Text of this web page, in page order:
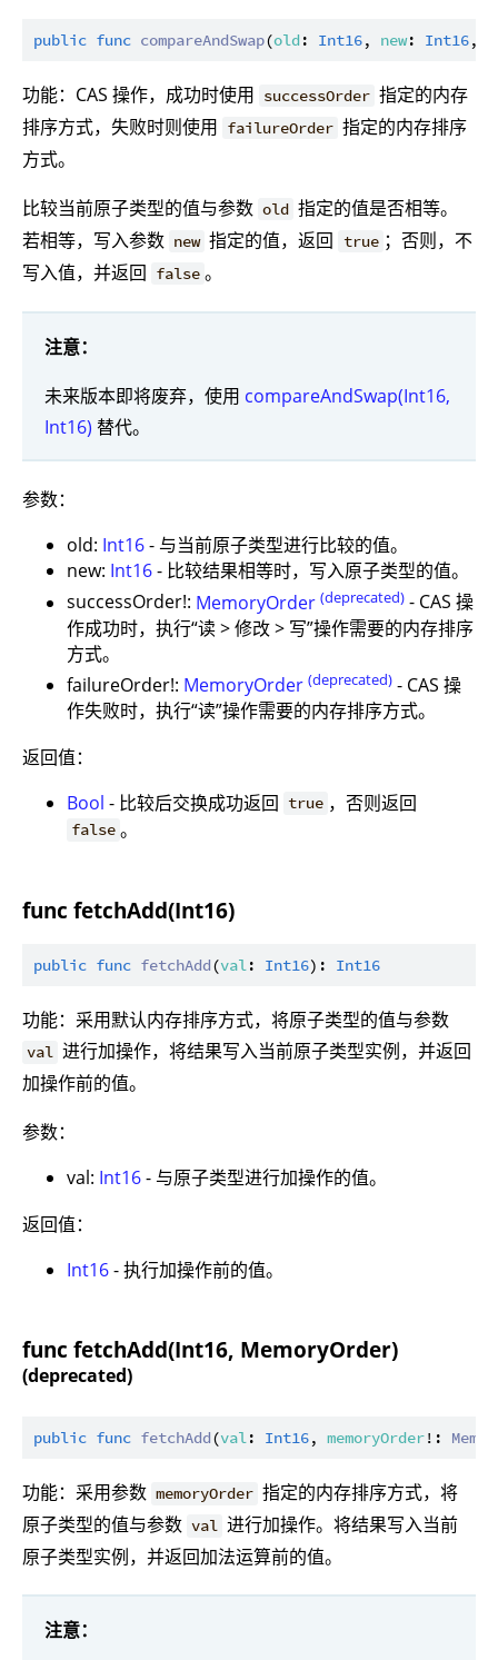
public func compareAndSwap(old: Int16, new: Int16,
功能：CAS 操作，成功时使用 successOrder 指定的内存
排序方式，失败时则使用 failureOrder 指定的内存排序
方式。
比较当前原子类型的值与参数 old 指定的值是否相等。
若相等，写入参数 new 指定的值，返回 true ；否则，不
写入值，并返回 false 。
注意：
未来版本即将废弃，使用 compareAndSwap(Int16,
Int16) 替代。
参数：
old: Int16- 与当前原子类型进行比较的值。
new: Int16- 比较结果相等时，写入原子类型的值。
successOrder!: MemoryOrder (deprecated) - CAS 操
作成功时，执行“读 > 修改 > 写”操作需要的内存排序
方式。
failureOrder!: MemoryOrder (deprecated) - CAS 操
作失败时，执行“读”操作需要的内存排序方式。
返回值：
Bool - 比较后交换成功返回 true ，否则返回
false 。
func fetchAdd(Int16)
public func fetchAdd(val: Int16): Int16
功能：采用默认内存排序方式，将原子类型的值与参数
val 进行加操作，将结果写入当前原子类型实例，并返回
加操作前的值。
参数：
val: Int16- 与原子类型进行加操作的值。
返回值：
Int16- 执行加操作前的值。
func fetchAdd(Int16, MemoryOrder)
(deprecated)
public func fetchAdd(val: Int16, memoryOrder!:
功能：采用参数 memoryOrder 指定的内存排序方式，将
原子类型的值与参数 val 进行加操作。将结果写入当前
原子类型实例，并返回加法运算前的值。
注意：